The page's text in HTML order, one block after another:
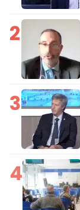
2
3
4